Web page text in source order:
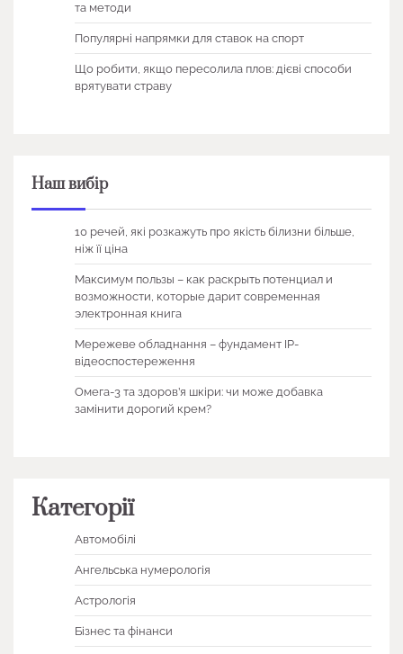
та методи
Популярні напрямки для ставок на спорт
Що робити, якщо пересолила плов: дієві способи
врятувати страву
Наш вибір
10 речей, які розкажуть про якість білизни більше,
ніж її ціна
Максимум пользы – как раскрыть потенциал и
возможности, которые дарит современная
электронная книга
Мережеве обладнання – фундамент IP-
відеоспостереження
Омега-3 та здоров’я шкіри: чи може добавка
замінити дорогий крем?
Категорії
Автомобілі
Ангельська нумерологія
Астрологія
Бізнес та фінанси